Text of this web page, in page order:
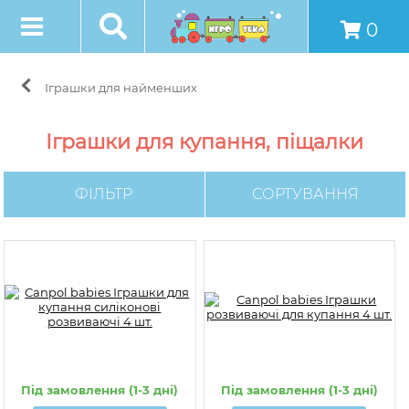
0
Іграшки для найменших
Іграшки для купання, піщалки
ФІЛЬТР СОРТУВАННЯ
Під замовлення (1-3 дні) Під замовлення (1-3 дні)